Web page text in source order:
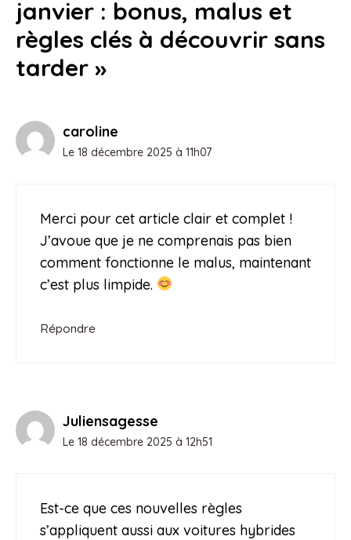
janvier : bonus, malus et
règles clés à découvrir sans
tarder »
caroline
Le 18 décembre 2025 à 11h07
Merci pour cet article clair et complet !
J’avoue que je ne comprenais pas bien
comment fonctionne le malus, maintenant
c’est plus limpide.
Répondre
Juliensagesse
Le 18 décembre 2025 à 12h51
Est-ce que ces nouvelles règles
s’appliquent aussi aux voitures hybrides